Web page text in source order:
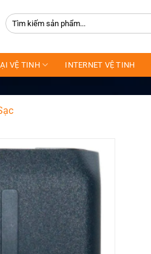
Tìm
kiếm:
VỆ TINH INTERNET VỆ TINH